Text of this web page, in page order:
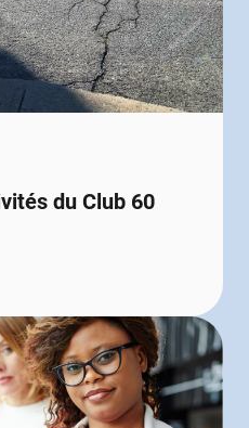
du Club 60